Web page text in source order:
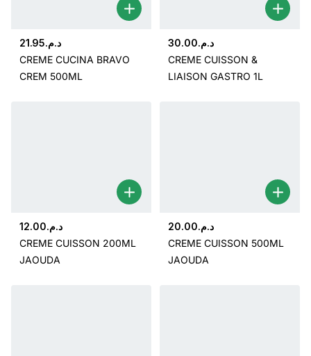
د.م.21.95
CREME CUCINA BRAVO
CREM 500ML
د.م.30.00
CREME CUISSON &
LIAISON GASTRO 1L
د.م.12.00
CREME CUISSON 200ML
JAOUDA
د.م.20.00
CREME CUISSON 500ML
JAOUDA